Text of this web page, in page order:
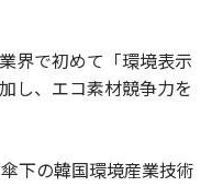
界で初めて「環境表示
し、エコ素材競争力を
下の韓国環境産業技術